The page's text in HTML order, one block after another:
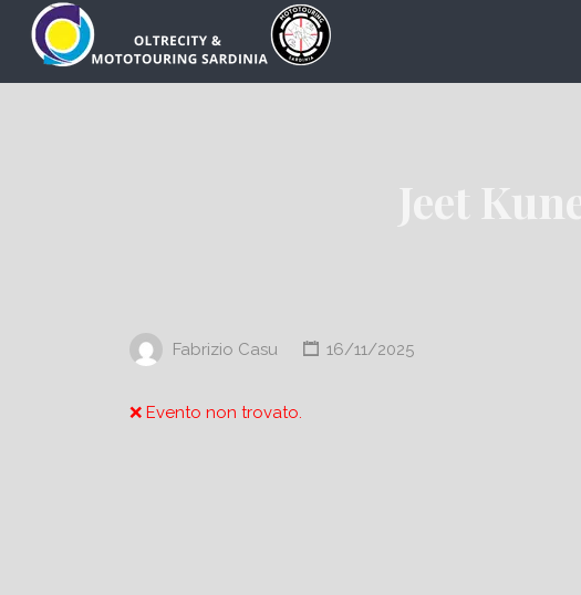
Cerca:
Jeet
Fabrizio Casu 16/11/2025
❌ Evento non trovato.